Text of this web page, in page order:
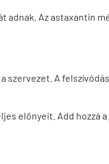
Az astaxantin
szervezet. A
előnyeit. Add hozzá